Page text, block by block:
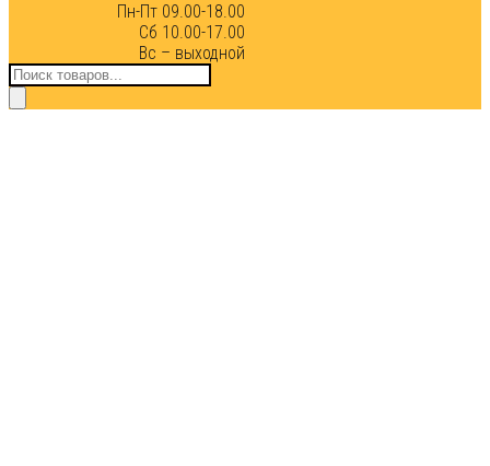
Пн-Пт 09.00-18.00
Сб 10.00-17.00
Вс – выходной
Поиск
товаров